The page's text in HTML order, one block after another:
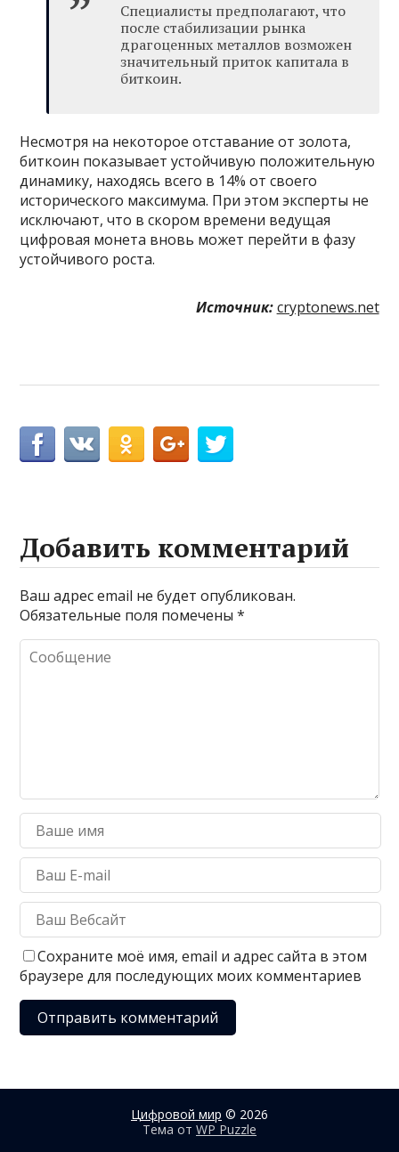
Специалисты предполагают, что
после стабилизации рынка
драгоценных металлов возможен
значительный приток капитала в
биткоин.
Несмотря на некоторое отставание от золота,
биткоин показывает устойчивую положительную
динамику, находясь всего в 14% от своего
исторического максимума. При этом эксперты не
исключают, что в скором времени ведущая
цифровая монета вновь может перейти в фазу
устойчивого роста.
Источник: cryptonews.net
Добавить комментарий
Ваш адрес email не будет опубликован.
Обязательные поля помечены*
Сохраните моё имя, email и адрес сайта в этом
браузере для последующих моих комментариев
Цифровой мир © 2026
Тема от WP Puzzle